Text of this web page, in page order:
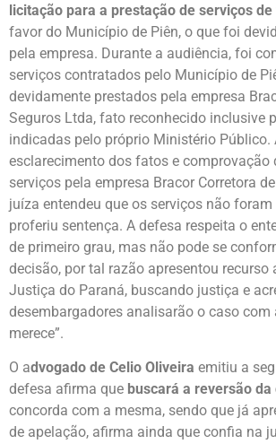
licitação para a prestação de serviços
favor do Município de Piên, o que foi
pela empresa. Durante a audiência, foi
serviços contratados pelo Município de
devidamente prestados pela empresa
Seguros Ltda, fato reconhecido inclusive
indicadas pelo próprio Ministério Público.
esclarecimento dos fatos e comprovação
serviços pela empresa Bracor Corretora
juíza entendeu que os serviços não
proferiu sentença. A defesa respeita o
de primeiro grau, mas não pode se
decisão, por tal razão apresentou recurso
Justiça do Paraná, buscando justiça e
desembargadores analisarão o caso com
merece”.
O advogado de Celio Oliveira emitiu a
defesa afirma que buscará a reversão da
concorda com a mesma, sendo que já
de apelação, afirma ainda que confia na